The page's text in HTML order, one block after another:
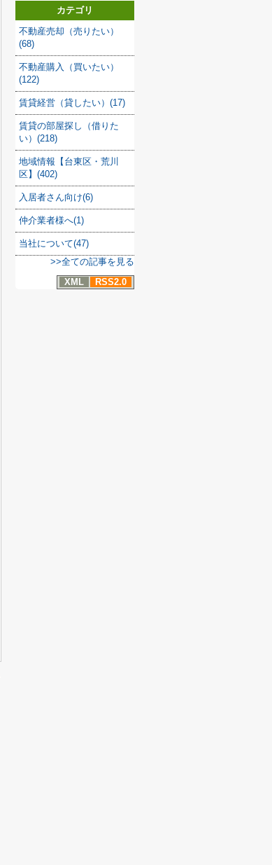
カテゴリ
不動産売却（売りたい）
(68)
不動産購入（買いたい）
(122)
賃貸経営（貸したい）(17)
賃貸の部屋探し（借りた
い）(218)
地域情報【台東区・荒川
区】(402)
入居者さん向け(6)
仲介業者様へ(1)
当社について(47)
>>全ての記事を見る
XML
RSS2.0